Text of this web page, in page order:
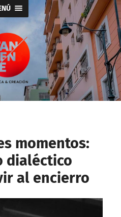
Tangente
momentos:
dialéctico
al encierro